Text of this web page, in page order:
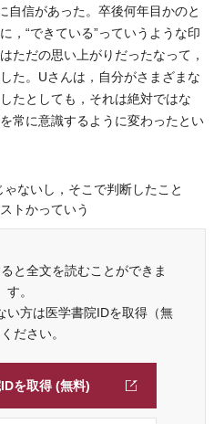
自信があった。卒後何年目かのと
，“できている”っていうような印
ただの思い上がりだったなって，
た。Uさんは，自分がさまざまな
たとしても，それは絶対ではな
常に意識するように変わったとい
ゃないし，そこで判断したこと
トかっていう
と全文を読むことができま
す。
い方は医学書院IDを取得（無
ださい。
を取得 (無料)